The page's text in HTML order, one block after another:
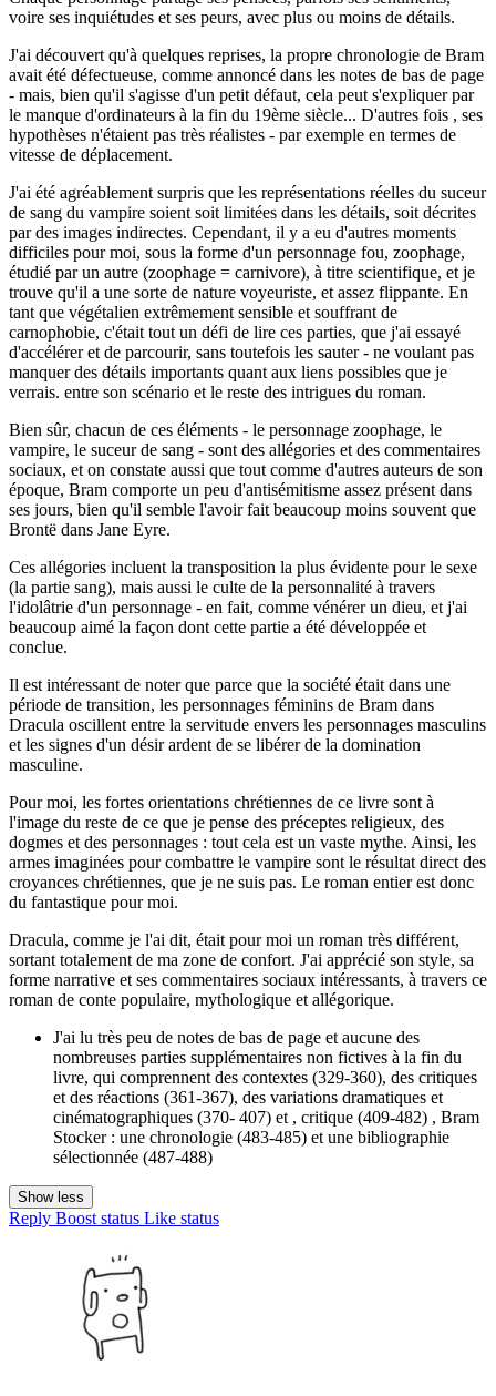
voire ses inquiétudes et ses peurs, avec plus ou moins de détails.
J'ai découvert qu'à quelques reprises, la propre chronologie de Bram
avait été défectueuse, comme annoncé dans les notes de bas de page
- mais, bien qu'il s'agisse d'un petit défaut, cela peut s'expliquer par
le manque d'ordinateurs à la fin du 19ème siècle... D'autres fois , ses
hypothèses n'étaient pas très réalistes - par exemple en termes de
vitesse de déplacement.
J'ai été agréablement surpris que les représentations réelles du suceur
de sang du vampire soient soit limitées dans les détails, soit décrites
par des images indirectes. Cependant, il y a eu d'autres moments
difficiles pour moi, sous la forme d'un personnage fou, zoophage,
étudié par un autre (zoophage = carnivore), à titre scientifique, et je
trouve qu'il a une sorte de nature voyeuriste, et assez flippante. En
tant que végétalien extrêmement sensible et souffrant de
carnophobie, c'était tout un défi de lire ces parties, que j'ai essayé
d'accélérer et de parcourir, sans toutefois les sauter - ne voulant pas
manquer des détails importants quant aux liens possibles que je
verrais. entre son scénario et le reste des intrigues du roman.
Bien sûr, chacun de ces éléments - le personnage zoophage, le
vampire, le suceur de sang - sont des allégories et des commentaires
sociaux, et on constate aussi que tout comme d'autres auteurs de son
époque, Bram comporte un peu d'antisémitisme assez présent dans
ses jours, bien qu'il semble l'avoir fait beaucoup moins souvent que
Brontë dans Jane Eyre.
Ces allégories incluent la transposition la plus évidente pour le sexe
(la partie sang), mais aussi le culte de la personnalité à travers
l'idolâtrie d'un personnage - en fait, comme vénérer un dieu, et j'ai
beaucoup aimé la façon dont cette partie a été développée et
conclue.
Il est intéressant de noter que parce que la société était dans une
période de transition, les personnages féminins de Bram dans
Dracula oscillent entre la servitude envers les personnages masculins
et les signes d'un désir ardent de se libérer de la domination
masculine.
Pour moi, les fortes orientations chrétiennes de ce livre sont à
l'image du reste de ce que je pense des préceptes religieux, des
dogmes et des personnages : tout cela est un vaste mythe. Ainsi, les
armes imaginées pour combattre le vampire sont le résultat direct des
croyances chrétiennes, que je ne suis pas. Le roman entier est donc
du fantastique pour moi.
Dracula, comme je l'ai dit, était pour moi un roman très différent,
sortant totalement de ma zone de confort. J'ai apprécié son style, sa
forme narrative et ses commentaires sociaux intéressants, à travers ce
roman de conte populaire, mythologique et allégorique.
J'ai lu très peu de notes de bas de page et aucune des
nombreuses parties supplémentaires non fictives à la fin du
livre, qui comprennent des contextes (329-360), des critiques
et des réactions (361-367), des variations dramatiques et
cinématographiques (370- 407) et , critique (409-482) , Bram
Stocker : une chronologie (483-485) et une bibliographie
sélectionnée (487-488)
Show less
Reply Boost status Like status